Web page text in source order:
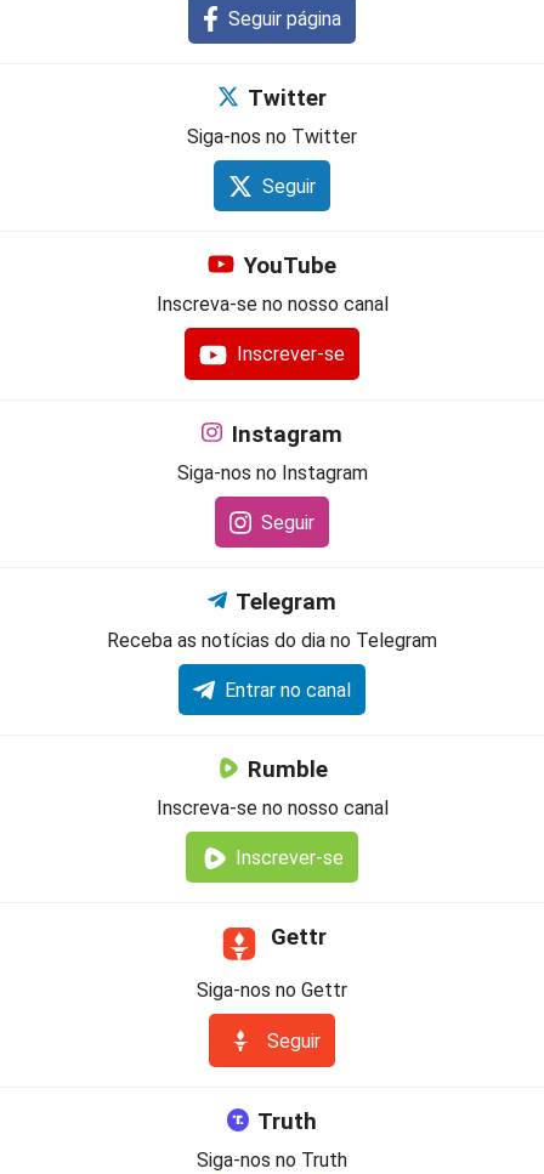
Seguir página
Twitter
Siga-nos no Twitter
Seguir
YouTube
Inscreva-se no nosso canal
Inscrever-se
Instagram
Siga-nos no Instagram
Seguir
Telegram
Receba as notícias do dia no Telegram
Entrar no canal
Rumble
Inscreva-se no nosso canal
Inscrever-se
Gettr
Siga-nos no Gettr
Seguir
Truth
Siga-nos no Truth